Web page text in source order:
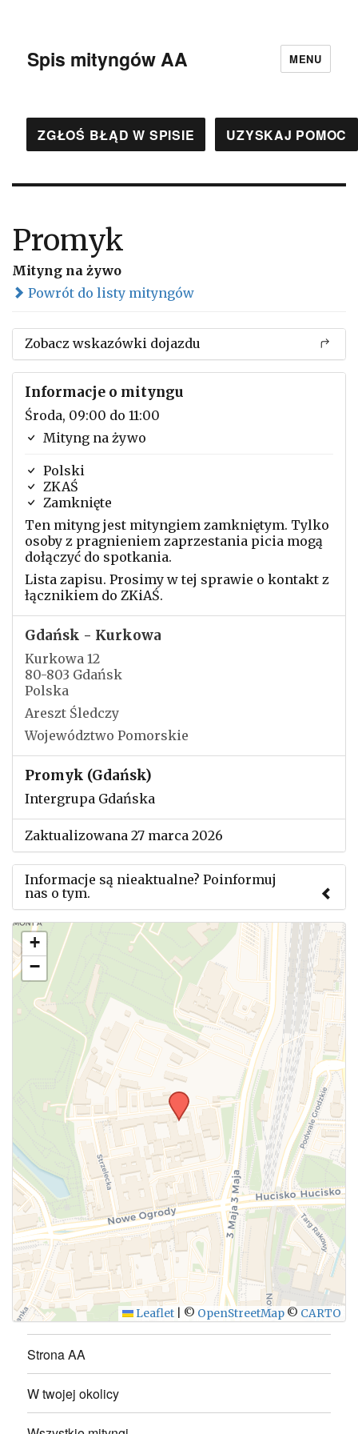
Spis mityngów AA MENU
ZGŁOŚ BŁĄD W SPISIE UZYSKAJ POMOC
Promyk
Mityng na żywo
Powrót do listy mityngów
Zobacz wskazówki dojazdu
Informacje o mityngu
Środa, 09:00 do 11:00
Mityng na żywo
Polski
ZKAŚ
Zamknięte
Ten mityng jest mityngiem zamkniętym. Tylko
osoby z pragnieniem zaprzestania picia mogą
dołączyć do spotkania.
Lista zapisu. Prosimy w tej sprawie o kontakt z
łącznikiem do ZKiAŚ.
Gdańsk - Kurkowa
Kurkowa 12
80-803 Gdańsk
Polska
Areszt Śledczy
Województwo Pomorskie
Promyk (Gdańsk)
Intergrupa Gdańska
Zaktualizowana 27 marca 2026
Informacje są nieaktualne? Poinformuj
nas o tym.
Użyj tego formularza aby przesłać informację o
zmianach w powyższym mityngu.
WYŚLIJ
+
−
Leaflet © OpenStreetMap © CARTO
Strona AA
W twojej okolicy